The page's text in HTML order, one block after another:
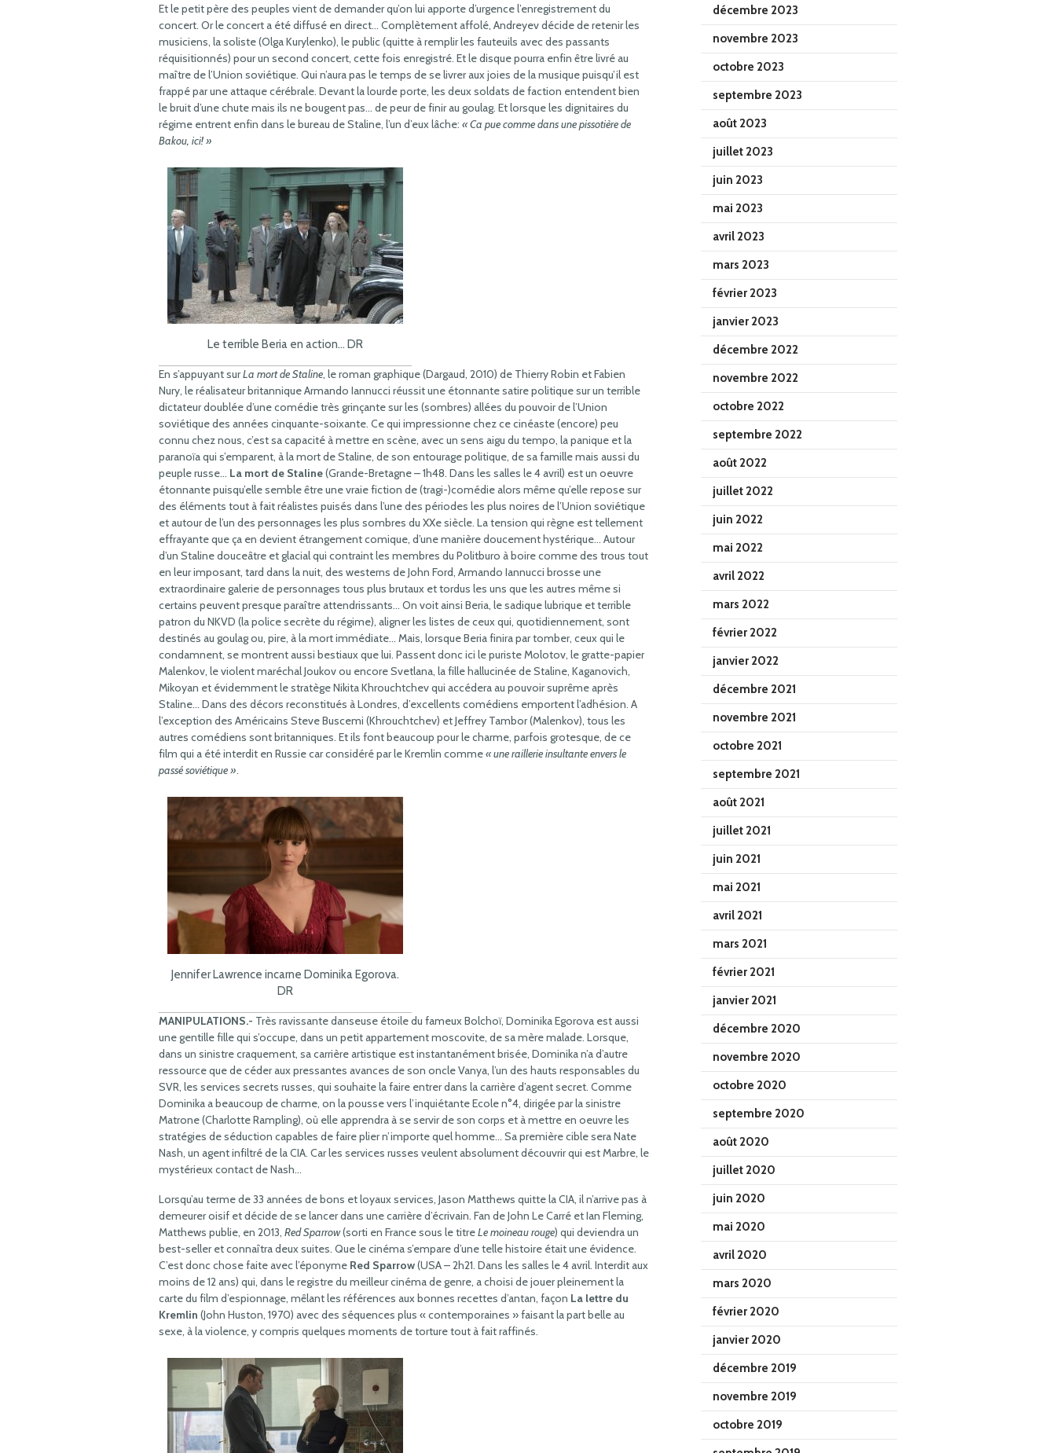
Et le petit père des peuples vient de demander qu’on lui apporte d’urgence l’enregistrement du
concert. Or le concert a été diffusé en direct… Complètement affolé, Andreyev décide de retenir les
musiciens, la soliste (Olga Kurylenko), le public (quitte à remplir les fauteuils avec des passants
réquisitionnés) pour un second concert, cette fois enregistré. Et le disque pourra enfin être livré au
maître de l’Union soviétique. Qui n’aura pas le temps de se livrer aux joies de la musique puisqu’il est
frappé par une attaque cérébrale. Devant la lourde porte, les deux soldats de faction entendent bien
le bruit d’une chute mais ils ne bougent pas… de peur de finir au goulag. Et lorsque les dignitaires du
régime entrent enfin dans le bureau de Staline, l’un d’eux lâche: « Ca pue comme dans une pissotière de
Bakou, ici! »
Le terrible Beria en action… DR
En s’appuyant surLa mort de Staline, le roman graphique (Dargaud, 2010) de Thierry Robin et Fabien
Nury, le réalisateur britannique Armando Iannucci réussit une étonnante satire politique sur un terrible
dictateur doublée d’une comédie très grinçante sur les (sombres) allées du pouvoir de l’Union
soviétique des années cinquante-soixante. Ce qui impressionne chez ce cinéaste (encore) peu
connu chez nous, c’est sa capacité à mettre en scène, avec un sens aigu du tempo, la panique et la
paranoïa qui s’emparent, à la mort de Staline, de son entourage politique, de sa famille mais aussi du
peuple russe… La mort de Staline(Grande-Bretagne – 1h48. Dans les salles le 4 avril) est un oeuvre
étonnante puisqu’elle semble être une vraie fiction de (tragi-)comédie alors même qu’elle repose sur
des éléments tout à fait réalistes puisés dans l’une des périodes les plus noires de l’Union soviétique
et autour de l’un des personnages les plus sombres du XXe siècle. La tension qui règne est tellement
effrayante que ça en devient étrangement comique, d’une manière doucement hystérique… Autour
d’un Staline douceâtre et glacial qui contraint les membres du Politburo à boire comme des trous tout
en leur imposant, tard dans la nuit, des westerns de John Ford, Armando Iannucci brosse une
extraordinaire galerie de personnages tous plus brutaux et tordus les uns que les autres même si
certains peuvent presque paraître attendrissants… On voit ainsi Beria, le sadique lubrique et terrible
patron du NKVD (la police secrète du régime), aligner les listes de ceux qui, quotidiennement, sont
destinés au goulag ou, pire, à la mort immédiate… Mais, lorsque Beria finira par tomber, ceux qui le
condamnent, se montrent aussi bestiaux que lui. Passent donc ici le puriste Molotov, le gratte-papier
Malenkov, le violent maréchal Joukov ou encore Svetlana, la fille hallucinée de Staline, Kaganovich,
Mikoyan et évidemment le stratège Nikita Khrouchtchev qui accédera au pouvoir suprême après
Staline… Dans des décors reconstitués à Londres, d’excellents comédiens emportent l’adhésion. A
l’exception des Américains Steve Buscemi (Khrouchtchev) et Jeffrey Tambor (Malenkov), tous les
autres comédiens sont britanniques. Et ils font beaucoup pour le charme, parfois grotesque, de ce
film qui a été interdit en Russie car considéré par le Kremlin comme« une raillerie insultante envers le
passé soviétique ».
Jennifer Lawrence incarne Dominika Egorova.
DR
MANIPULATIONS.- Très ravissante danseuse étoile du fameux Bolchoï, Dominika Egorova est aussi
une gentille fille qui s’occupe, dans un petit appartement moscovite, de sa mère malade. Lorsque,
dans un sinistre craquement, sa carrière artistique est instantanément brisée, Dominika n’a d’autre
ressource que de céder aux pressantes avances de son oncle Vanya, l’un des hauts responsables du
SVR, les services secrets russes, qui souhaite la faire entrer dans la carrière d’agent secret. Comme
Dominika a beaucoup de charme, on la pousse vers l’inquiétante Ecole n°4, dirigée par la sinistre
Matrone (Charlotte Rampling), où elle apprendra à se servir de son corps et à mettre en oeuvre les
stratégies de séduction capables de faire plier n’importe quel homme… Sa première cible sera Nate
Nash, un agent infiltré de la CIA. Car les services russes veulent absolument découvrir qui est Marbre, le
mystérieux contact de Nash…
Lorsqu’au terme de 33 années de bons et loyaux services, Jason Matthews quitte la CIA, il n’arrive pas à
demeurer oisif et décide de se lancer dans une carrière d’écrivain. Fan de John Le Carré et Ian Fleming,
Matthews publie, en 2013, Red Sparrow(sorti en France sous le titreLe moineau rouge) qui deviendra un
best-seller et connaîtra deux suites. Que le cinéma s’empare d’une telle histoire était une évidence.
C’est donc chose faite avec l’éponyme Red Sparrow(USA – 2h21. Dans les salles le 4 avril. Interdit aux
moins de 12 ans) qui, dans le registre du meilleur cinéma de genre, a choisi de jouer pleinement la
carte du film d’espionnage, mêlant les références aux bonnes recettes d’antan, façon La lettre du
Kremlin (John Huston, 1970) avec des séquences plus « contemporaines » faisant la part belle au
sexe, à la violence, y compris quelques moments de torture tout à fait raffinés.
décembre 2023
novembre 2023
octobre 2023
septembre 2023
août 2023
juillet 2023
juin 2023
mai 2023
avril 2023
mars 2023
février 2023
janvier 2023
décembre 2022
novembre 2022
octobre 2022
septembre 2022
août 2022
juillet 2022
juin 2022
mai 2022
avril 2022
mars 2022
février 2022
janvier 2022
décembre 2021
novembre 2021
octobre 2021
septembre 2021
août 2021
juillet 2021
juin 2021
mai 2021
avril 2021
mars 2021
février 2021
janvier 2021
décembre 2020
novembre 2020
octobre 2020
septembre 2020
août 2020
juillet 2020
juin 2020
mai 2020
avril 2020
mars 2020
février 2020
janvier 2020
décembre 2019
novembre 2019
octobre 2019